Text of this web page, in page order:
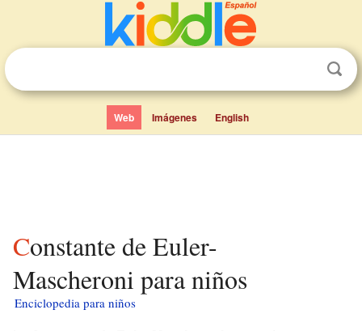
Web Imágenes English
Constante de Euler-
Mascheroni para niños
Enciclopedia para niños